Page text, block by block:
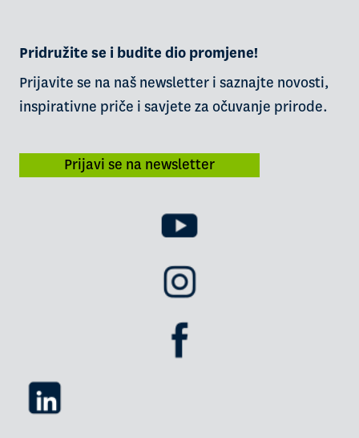
Pridružite se i budite dio promjene!
Prijavite se na naš newsletter i saznajte novosti,
inspirativne priče i savjete za očuvanje prirode.
Prijavi se na newsletter